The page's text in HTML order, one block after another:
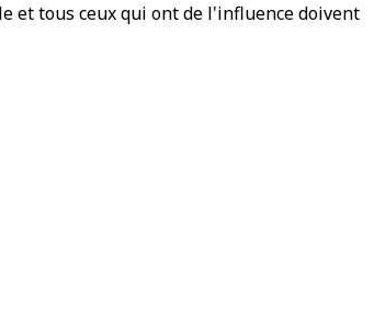
et tous ceux qui ont de l'influence doivent